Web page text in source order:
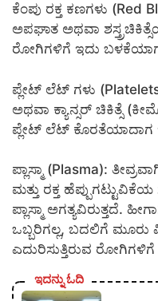
ಕೆಂಪು ರಕ್ತ ಕಣಗಳು (Red
ಅಪಘಾತ ಅಥವಾ
ರೋಗಿಗಳಿಗೆ ಇದು
ಪ್ಲೇಟ್‌ ಲೆಟ್‌ ಗಳು
ಅಥವಾ ಕ್ಯಾನ್ಸರ್ ಚಿಕಿತ್ಸೆ
ಪ್ಲೇಟ್‌ ಲೆಟ್ ಕೊರತೆಯಾದಾಗ
ಪ್ಲಾಸ್ಮಾ (Plasma):
ಮತ್ತು ರಕ್ತ
ಪ್ಲಾಸ್ಮಾ ಅಗತ್ಯವಿರುತ್ತದೆ.
ಒಬ್ಬರಿಗಲ್ಲ, ಬದಲಿಗೆ ಮೂರು
ಎದುರಿಸುತ್ತಿರುವ ರೋಗಿಗಳಿಗೆ
ಇದನ್ನು ಓದಿ